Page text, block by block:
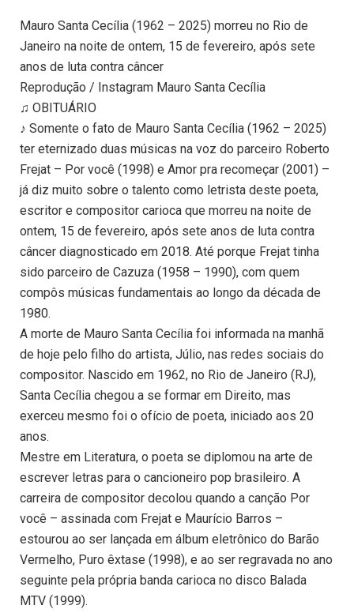
Mauro Santa Cecília (1962 – 2025) morreu no Rio de
Janeiro na noite de ontem, 15 de fevereiro, após sete
anos de luta contra câncer
Reprodução / Instagram Mauro Santa Cecília
♫ OBITUÁRIO
♪ Somente o fato de Mauro Santa Cecília (1962 – 2025)
ter eternizado duas músicas na voz do parceiro Roberto
Frejat – Por você (1998) e Amor pra recomeçar (2001) –
já diz muito sobre o talento como letrista deste poeta,
escritor e compositor carioca que morreu na noite de
ontem, 15 de fevereiro, após sete anos de luta contra
câncer diagnosticado em 2018. Até porque Frejat tinha
sido parceiro de Cazuza (1958 – 1990), com quem
compôs músicas fundamentais ao longo da década de
1980.
A morte de Mauro Santa Cecília foi informada na manhã
de hoje pelo filho do artista, Júlio, nas redes sociais do
compositor. Nascido em 1962, no Rio de Janeiro (RJ),
Santa Cecília chegou a se formar em Direito, mas
exerceu mesmo foi o ofício de poeta, iniciado aos 20
anos.
Mestre em Literatura, o poeta se diplomou na arte de
escrever letras para o cancioneiro pop brasileiro. A
carreira de compositor decolou quando a canção Por
você – assinada com Frejat e Maurício Barros –
estourou ao ser lançada em álbum eletrônico do Barão
Vermelho, Puro êxtase (1998), e ao ser regravada no ano
seguinte pela própria banda carioca no disco Balada
MTV (1999).